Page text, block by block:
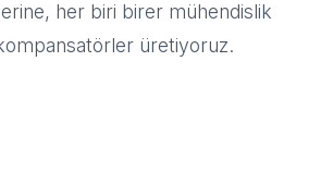
her biri birer mühendislik
üretiyoruz.